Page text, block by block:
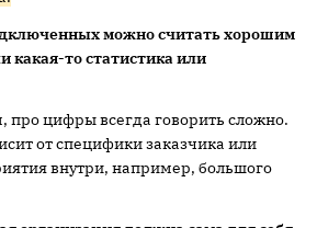
можно считать хорошим
какая-то статистика или
про цифры всегда говорить сложно.
от специфики заказчика или
внутри, например, большого